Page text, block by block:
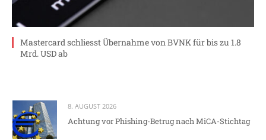
Mastercard schliesst Übernahme von BVNK für bis zu 1.8
Mrd. USD ab
8. AUGUST 2026
Achtung vor Phishing-Betrug nach MiCA-Stichtag